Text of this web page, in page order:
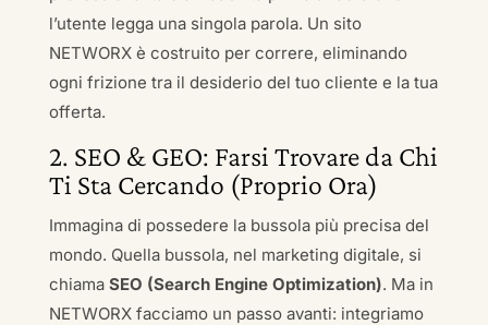
l’utente legga una singola parola. Un sito
NETWORX è costruito per correre, eliminando
ogni frizione tra il desiderio del tuo cliente e la tua
offerta.
2. SEO & GEO: Farsi Trovare da Chi
Ti Sta Cercando (Proprio Ora)
Immagina di possedere la bussola più precisa del
mondo. Quella bussola, nel marketing digitale, si
chiama SEO (Search Engine Optimization). Ma in
NETWORX facciamo un passo avanti: integriamo